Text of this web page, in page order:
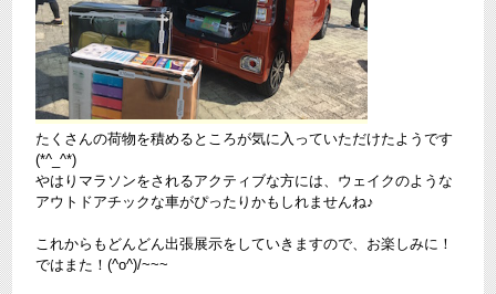
たくさんの荷物を積めるところが気に入っていただけたようです
(*^_^*)
やはりマラソンをされるアクティブな方には、ウェイクのような
アウトドアチックな車がぴったりかもしれませんね♪
これからもどんどん出張展示をしていきますので、お楽しみに！
ではまた！(^o^)/~~~